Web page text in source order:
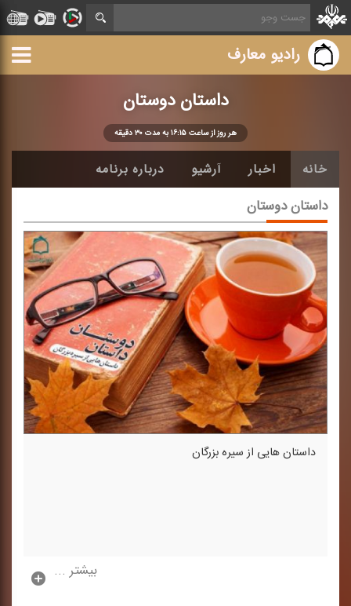
رادیو معارف
داستان دوستان
هر روز از ساعت ۱۶:۱۵ به مدت ۳۰ دقیقه
خانه اخبار آرشیو درباره برنامه
داستان دوستان
داستان هایی از سیره بزرگان
بیشتر ...